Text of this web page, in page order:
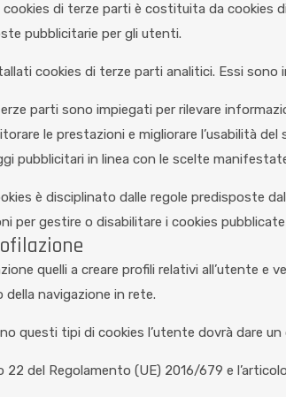
di terze parti è costituita da cookies
pubblicitarie per gli utenti.
cookies di terze parti analitici. Essi
parti sono impiegati per rilevare
le prestazioni e migliorare l’usabilità
pubblicitari in linea con le scelte
è disciplinato dalle regole predisposte
per gestire o disabilitare i cookies
quelli a creare profili relativi all’utente
della navigazione in rete.
questi tipi di cookies l’utente dovrà dare
22 del Regolamento (UE) 2016/679 e